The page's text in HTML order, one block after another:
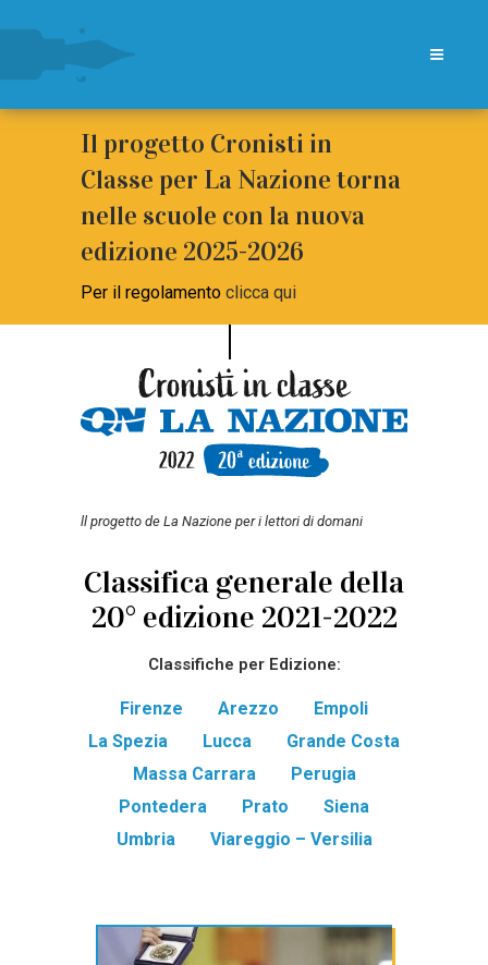
Il progetto Cronisti in
Classe per La Nazione torna
nelle scuole con la nuova
edizione 2025-2026
Per il regolamento clicca qui
ll progetto de La Nazione per i lettori di domani
Classifica generale della
20° edizione 2021-2022
Classifiche per Edizione:
Firenze Arezzo
Empoli
La Spezia
Lucca
Grande Costa
Massa Carrara
Perugia
Pontedera
Prato
Siena
Umbria
Viareggio – Versilia